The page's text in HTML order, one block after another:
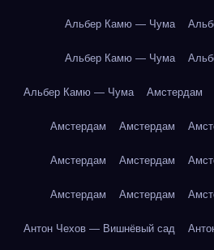
Альбер Камю — Чума
Альбер Камю — Чума
Альбер Камю — Чума Амстердам
Амстердам Амстердам
Амстердам Амстердам
Амстердам Амстердам
Антон Чехов — Вишнёвый сад